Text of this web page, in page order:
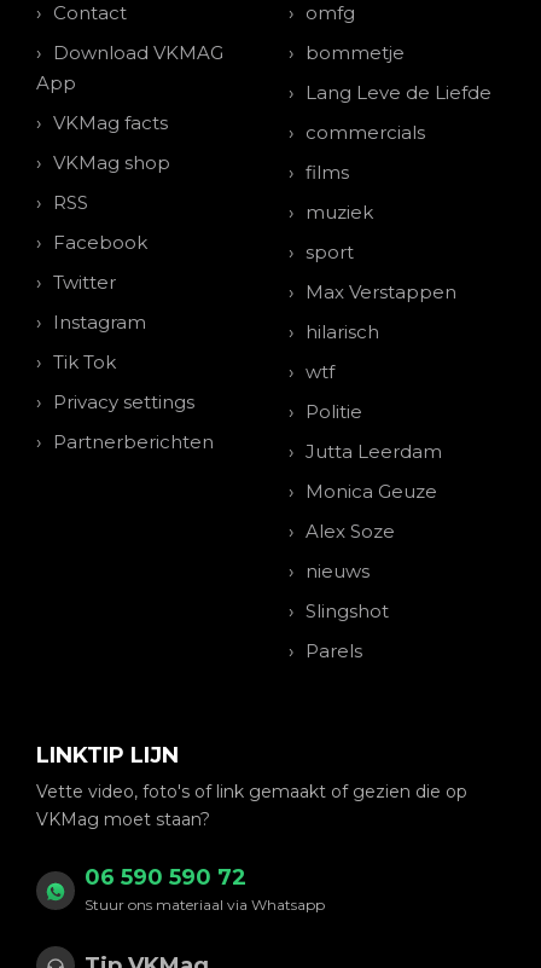
Contact
Download VKMAG
App
VKMag facts
VKMag shop
RSS
Facebook
Twitter
Instagram
Tik Tok
Privacy settings
Partnerberichten
omfg
bommetje
Lang Leve de Liefde
commercials
films
muziek
sport
Max Verstappen
hilarisch
wtf
Politie
Jutta Leerdam
Monica Geuze
Alex Soze
nieuws
Slingshot
Parels
LINKTIP LIJN
Vette video, foto's of link gemaakt of gezien die op
VKMag moet staan?
06 590 590 72
Stuur ons materiaal via Whatsapp